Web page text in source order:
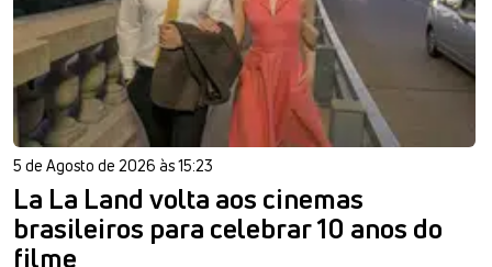
5 de Agosto de 2026 às 15:23
La La Land volta aos cinemas
brasileiros para celebrar 10 anos do
filme